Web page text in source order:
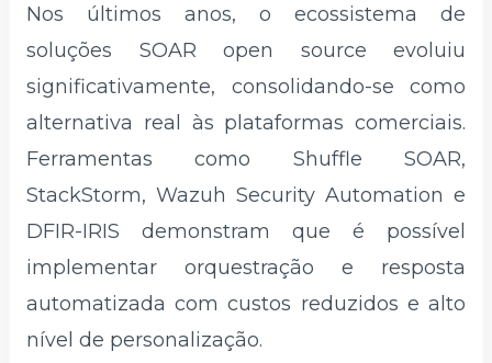
Nos últimos anos, o ecossistema de
soluções SOAR open source evoluiu
significativamente, consolidando-se como
alternativa real às plataformas comerciais.
Ferramentas como Shuffle SOAR,
StackStorm, Wazuh Security Automation e
DFIR-IRIS demonstram que é possível
implementar orquestração e resposta
automatizada com custos reduzidos e alto
nível de personalização.